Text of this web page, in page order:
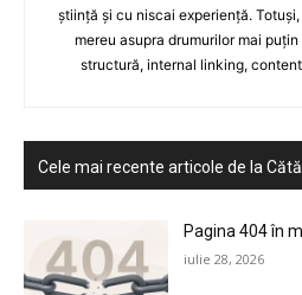
știință și cu niscai experiență.
mereu asupra drumurilor mai
structură, internal linking,
Cele mai recente articole de la
Pagina 404 în
iulie 28, 2026